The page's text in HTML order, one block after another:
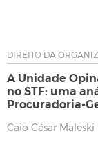
DIREITO DA
A Unidade
no STF: uma
Procuradoria-
Caio César Maleski